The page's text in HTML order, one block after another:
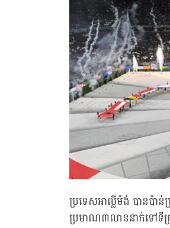
ប្រទេសអាល្លឺម៉ង់ បានប៉ា
ប្រមាណ៣លាននាក់ទៅទីក្រុ